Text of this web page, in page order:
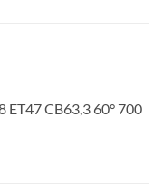
ET47 CB63,3 60° 700